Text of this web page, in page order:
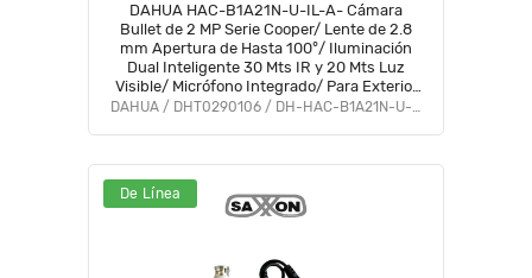
DAHUA HAC-B1A21N-U-IL-A- Cámara
Bullet de 2 MP Serie Cooper/ Lente de 2.8
mm Apertura de Hasta 100°/ Iluminación
Dual Inteligente 30 Mts IR y 20 Mts Luz
Visible/ Micrófono Integrado/ Para Exterior
IP67#LoNuevo #OD #CD #OIM
DAHUA / DHT0290106 / DH-HAC-B1A21N-U-IL-A
De Línea